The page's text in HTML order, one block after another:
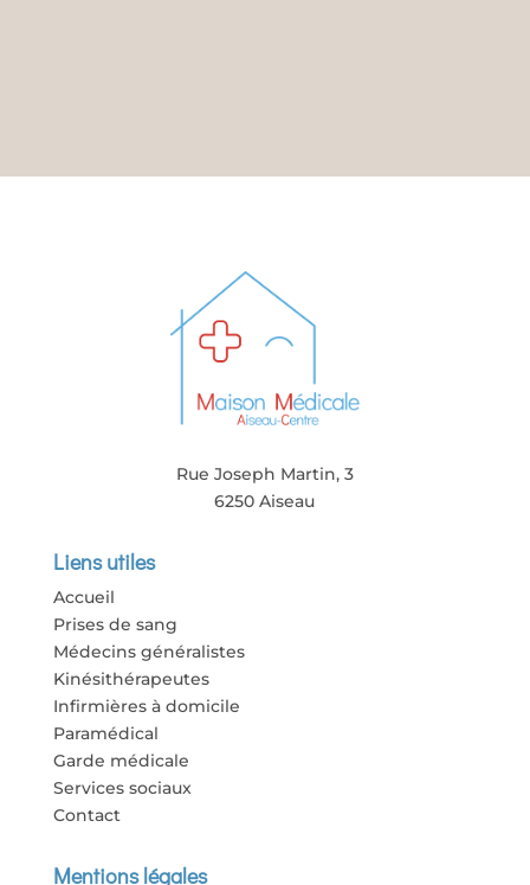
Rue Joseph Martin, 3
6250 Aiseau
Liens utiles
Accueil
Prises de sang
Médecins généralistes
Kinésithérapeutes
Infirmières à domicile
Paramédical
Garde médicale
Services sociaux
Contact
Mentions légales